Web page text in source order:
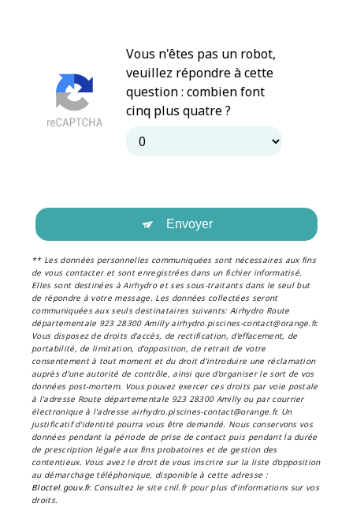
Vous n'êtes pas un robot,
veuillez répondre à cette
question : combien font
cinq plus quatre ?
Envoyer
** Les données personnelles communiquées sont nécessaires aux fins
de vous contacter et sont enregistrées dans un fichier informatisé.
Elles sont destinées à Airhydro et ses sous-traitants dans le seul but
de répondre à votre message. Les données collectées seront
communiquées aux seuls destinataires suivants: Airhydro Route
départementale 923 28300 Amilly airhydro.piscines-contact@orange.fr.
Vous disposez de droits d’accès, de rectification, d’effacement, de
portabilité, de limitation, d’opposition, de retrait de votre
consentement à tout moment et du droit d’introduire une réclamation
auprès d’une autorité de contrôle, ainsi que d’organiser le sort de vos
données post-mortem. Vous pouvez exercer ces droits par voie postale
à l'adresse Route départementale 923 28300 Amilly ou par courrier
électronique à l'adresse airhydro.piscines-contact@orange.fr. Un
justificatif d'identité pourra vous être demandé. Nous conservons vos
données pendant la période de prise de contact puis pendant la durée
de prescription légale aux fins probatoires et de gestion des
contentieux. Vous avez le droit de vous inscrire sur la liste d'opposition
au démarchage téléphonique, disponible à cette adresse :
Bloctel.gouv.fr. Consultez le site cnil.fr pour plus d’informations sur vos
droits.